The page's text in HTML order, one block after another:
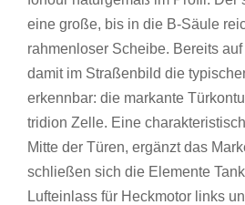
eine große, bis in die B-Säule
rahmenloser Scheibe. Bereits
damit im Straßenbild die
erkennbar: die markante
tridion Zelle. Eine
Mitte der Türen, ergänzt das
schließen sich die Elemente
Lufteinlass für Heckmotor links